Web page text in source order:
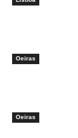
Oeiras
Oeiras